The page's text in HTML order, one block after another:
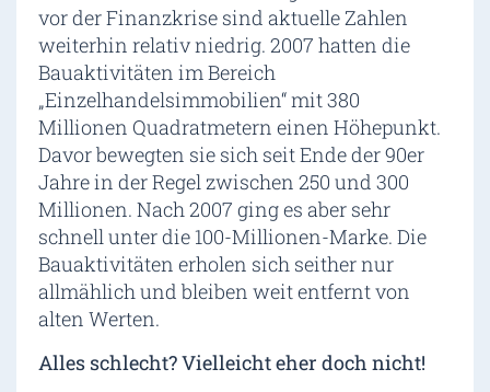
vor der Finanzkrise sind aktuelle Zahlen
weiterhin relativ niedrig. 2007 hatten die
Bauaktivitäten im Bereich
„Einzelhandelsimmobilien“ mit 380
Millionen Quadratmetern einen Höhepunkt.
Davor bewegten sie sich seit Ende der 90er
Jahre in der Regel zwischen 250 und 300
Millionen. Nach 2007 ging es aber sehr
schnell unter die 100-Millionen-Marke. Die
Bauaktivitäten erholen sich seither nur
allmählich und bleiben weit entfernt von
alten Werten.
Alles schlecht? Vielleicht eher doch nicht!